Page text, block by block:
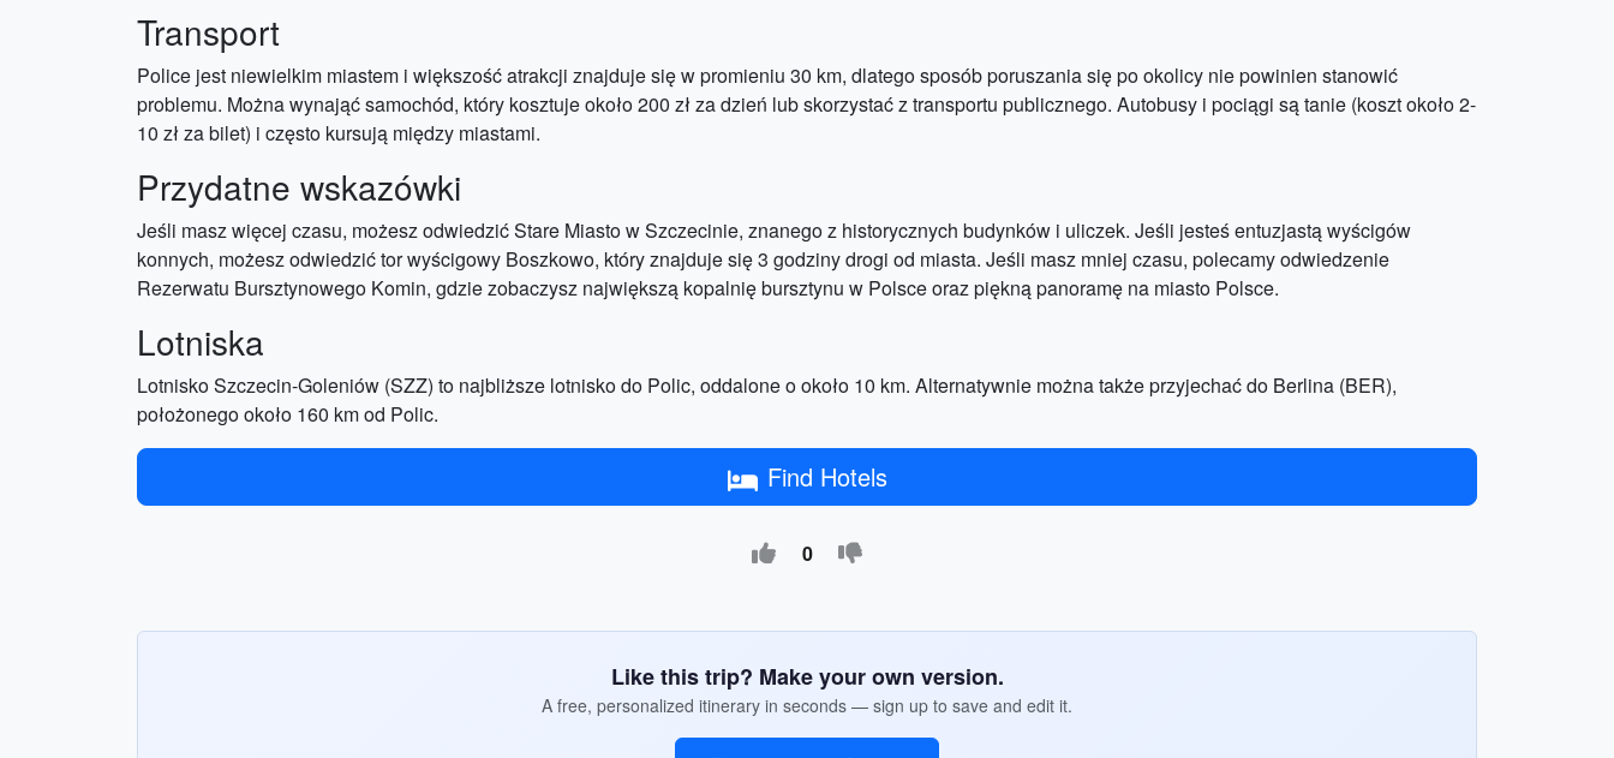
Transport
Police jest niewielkim miastem i większość atrakcji znajduje się w promieniu 30 km, dlatego sposób poruszania się po okolicy nie powinien stanowić
problemu. Można wynająć samochód, który kosztuje około 200 zł za dzień lub skorzystać z transportu publicznego. Autobusy i pociągi są tanie (koszt około 2-
10 zł za bilet) i często kursują między miastami.
Przydatne wskazówki
Jeśli masz więcej czasu, możesz odwiedzić Stare Miasto w Szczecinie, znanego z historycznych budynków i uliczek. Jeśli jesteś entuzjastą wyścigów
konnych, możesz odwiedzić tor wyścigowy Boszkowo, który znajduje się 3 godziny drogi od miasta. Jeśli masz mniej czasu, polecamy odwiedzenie
Rezerwatu Bursztynowego Komin, gdzie zobaczysz największą kopalnię bursztynu w Polsce oraz piękną panoramę na miasto Polsce.
Lotniska
Lotnisko Szczecin-Goleniów (SZZ) to najbliższe lotnisko do Polic, oddalone o około 10 km. Alternatywnie można także przyjechać do Berlina (BER),
położonego około 160 km od Polic.
Find Hotels
0
Like this trip? Make your own version.
A free, personalized itinerary in seconds — sign up to save and edit it.